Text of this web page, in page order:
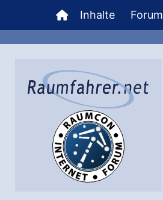
Inhalt
springen
Inhalte Forum